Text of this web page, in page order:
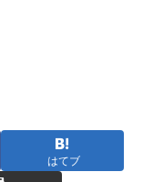
はてブ